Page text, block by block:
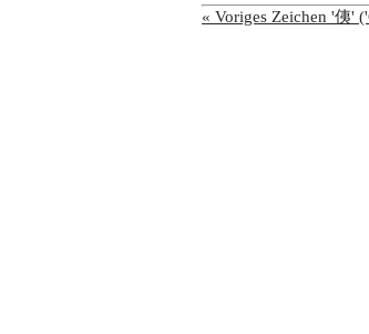
« Voriges Zeichen '侇'